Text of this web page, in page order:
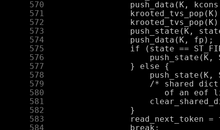
    570
    571
    572
    573
    574
    575
    576
    577
    578
    579
    580
    581
    582
    583
    584